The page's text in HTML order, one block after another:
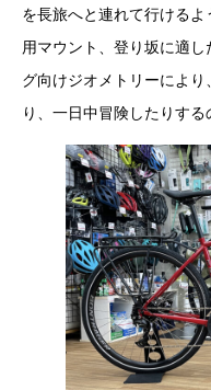
を長旅へと連れて行ける
用マウント、登り坂に適
グ向けジオメトリーによ
り、一日中冒険したりする